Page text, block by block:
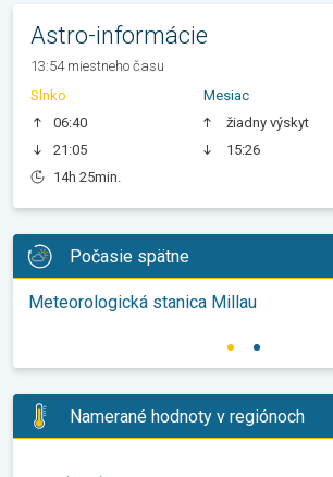
Astro-informácie
13:54 miestneho času
Slnko
06:40
21:05
14h 25min.
Mesiac
žiadny výskyt
15:26
Počasie spätne
Meteorologická stanica Millau
Namerané hodnoty v regiónoch